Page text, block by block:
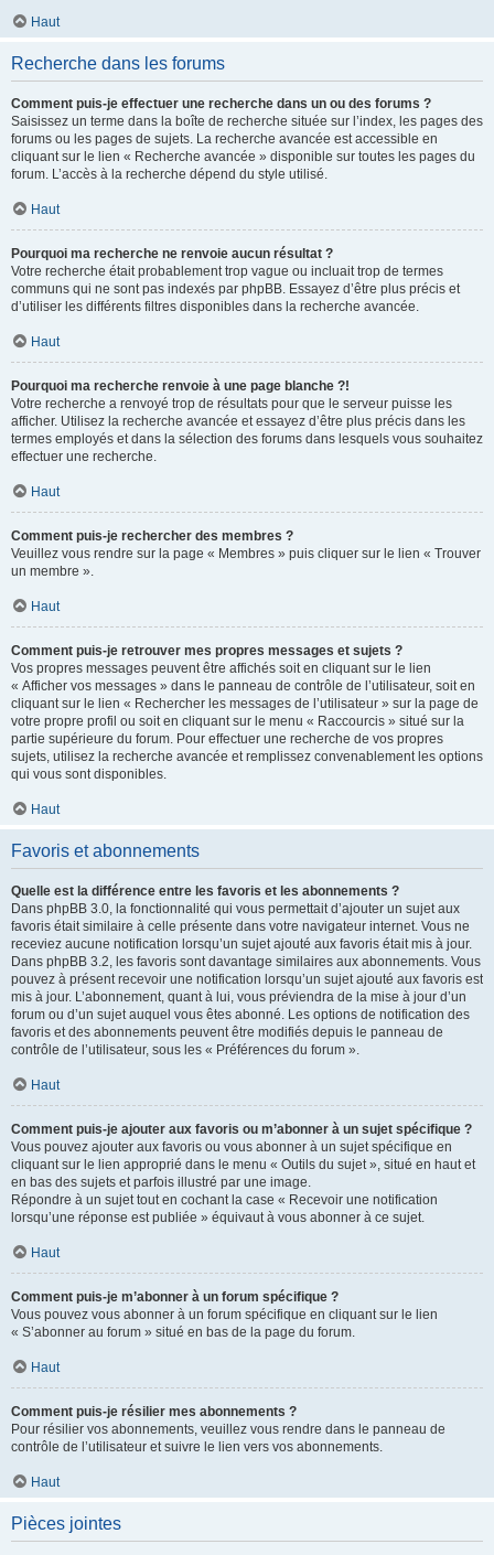
Haut
Recherche dans les forums
Comment puis-je effectuer une recherche dans un ou des forums ?
Saisissez un terme dans la boîte de recherche située sur l’index, les pages des
forums ou les pages de sujets. La recherche avancée est accessible en
cliquant sur le lien « Recherche avancée » disponible sur toutes les pages du
forum. L’accès à la recherche dépend du style utilisé.
Haut
Pourquoi ma recherche ne renvoie aucun résultat ?
Votre recherche était probablement trop vague ou incluait trop de termes
communs qui ne sont pas indexés par phpBB. Essayez d’être plus précis et
d’utiliser les différents filtres disponibles dans la recherche avancée.
Haut
Pourquoi ma recherche renvoie à une page blanche ?!
Votre recherche a renvoyé trop de résultats pour que le serveur puisse les
afficher. Utilisez la recherche avancée et essayez d’être plus précis dans les
termes employés et dans la sélection des forums dans lesquels vous souhaitez
effectuer une recherche.
Haut
Comment puis-je rechercher des membres ?
Veuillez vous rendre sur la page « Membres » puis cliquer sur le lien « Trouver
un membre ».
Haut
Comment puis-je retrouver mes propres messages et sujets ?
Vos propres messages peuvent être affichés soit en cliquant sur le lien
« Afficher vos messages » dans le panneau de contrôle de l’utilisateur, soit en
cliquant sur le lien « Rechercher les messages de l’utilisateur » sur la page de
votre propre profil ou soit en cliquant sur le menu « Raccourcis » situé sur la
partie supérieure du forum. Pour effectuer une recherche de vos propres
sujets, utilisez la recherche avancée et remplissez convenablement les options
qui vous sont disponibles.
Haut
Favoris et abonnements
Quelle est la différence entre les favoris et les abonnements ?
Dans phpBB 3.0, la fonctionnalité qui vous permettait d’ajouter un sujet aux
favoris était similaire à celle présente dans votre navigateur internet. Vous ne
receviez aucune notification lorsqu’un sujet ajouté aux favoris était mis à jour.
Dans phpBB 3.2, les favoris sont davantage similaires aux abonnements. Vous
pouvez à présent recevoir une notification lorsqu’un sujet ajouté aux favoris est
mis à jour. L’abonnement, quant à lui, vous préviendra de la mise à jour d’un
forum ou d’un sujet auquel vous êtes abonné. Les options de notification des
favoris et des abonnements peuvent être modifiés depuis le panneau de
contrôle de l’utilisateur, sous les « Préférences du forum ».
Haut
Comment puis-je ajouter aux favoris ou m’abonner à un sujet spécifique ?
Vous pouvez ajouter aux favoris ou vous abonner à un sujet spécifique en
cliquant sur le lien approprié dans le menu « Outils du sujet », situé en haut et
en bas des sujets et parfois illustré par une image.
Répondre à un sujet tout en cochant la case « Recevoir une notification
lorsqu’une réponse est publiée » équivaut à vous abonner à ce sujet.
Haut
Comment puis-je m’abonner à un forum spécifique ?
Vous pouvez vous abonner à un forum spécifique en cliquant sur le lien
« S’abonner au forum » situé en bas de la page du forum.
Haut
Comment puis-je résilier mes abonnements ?
Pour résilier vos abonnements, veuillez vous rendre dans le panneau de
contrôle de l’utilisateur et suivre le lien vers vos abonnements.
Haut
Pièces jointes